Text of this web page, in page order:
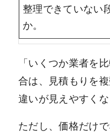
整理できていない
か。
「いくつか業者を
合は、見積もりを
違いが見えやすくな
ただし、価格だけ